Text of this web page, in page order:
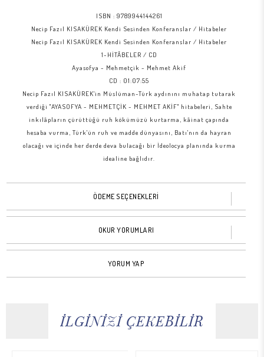
ISBN : 9789944144261
Necip Fazıl KISAKÜREK Kendi Sesinden Konferanslar / Hitabeler
Necip Fazıl KISAKÜREK Kendi Sesinden Konferanslar / Hitabeler
1-HİTÂBELER / CD
Ayasofya - Mehmetçik - Mehmet Akif
CD : 01:07:55
Necip Fazıl KISAKÜREK'in Müslüman-Türk aydınını muhatap tutarak
verdiği "AYASOFYA - MEHMETÇİK - MEHMET AKİF" hitabeleri, Sahte
inkılâpların çürüttüğü ruh kökümüzü kurtarma, kâinat çapında
hesaba vurma, Türk'ün ruh ve madde dünyasını, Batı'nın da hayran
olacağı ve içinde her derde deva bulacağı bir İdeolocya planında kurma
idealine bağlıdır.
ÖDEME SEÇENEKLERİ
OKUR YORUMLARI
YORUM YAP
İLGİNİZİ ÇEKEBİLİR